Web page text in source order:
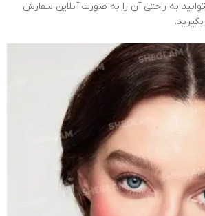
به راحتی آن را به صورت آنلاین سفارش